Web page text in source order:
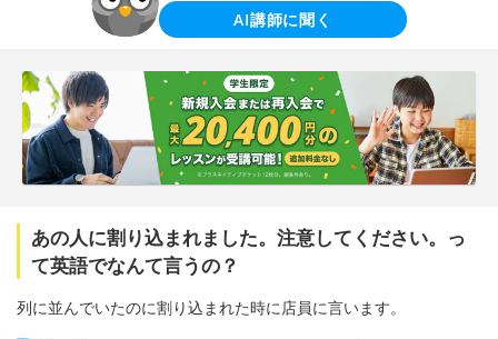
AI講師に聞く
あの人に割り込まれました。注意してください。っ
て英語でなんて言うの？
列に並んでいたのに割り込まれた時に店員に言います。